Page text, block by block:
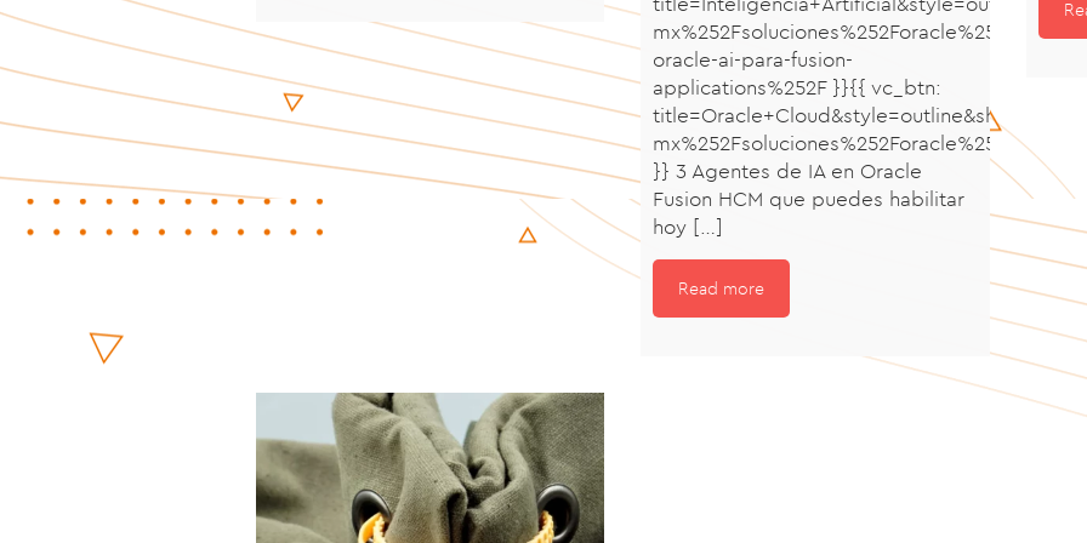
oracle-ai-para-fusion-
applications%252F }}{{ vc_btn:
}} 3 Agentes de IA en Oracle
Fusion HCM que puedes habilitar
hoy […]
Read more